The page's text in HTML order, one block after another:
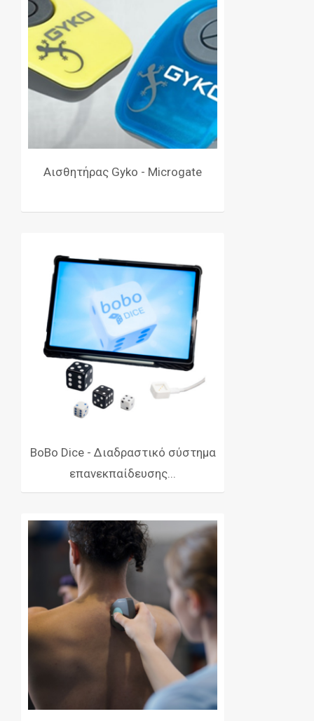
Αισθητήρας Gyko - Microgate
BoBo Dice - Διαδραστικό σύστημα
επανεκπαίδευσης...